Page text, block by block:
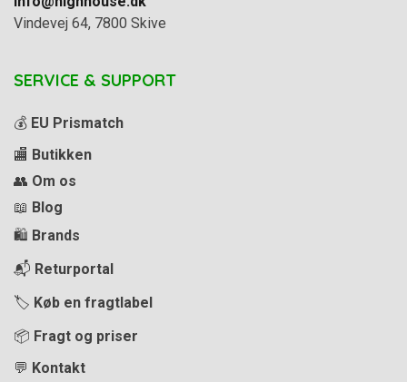
Vindevej 64, 7800 Skive
SERVICE & SUPPORT
💰 EU Prismatch
🏬 Butikken
👥 Om os
📖 Blog
🛍️ Brands
📬 Returportal
🏷️ Køb en fragtlabel
📦 Fragt og priser
💬 Kontakt